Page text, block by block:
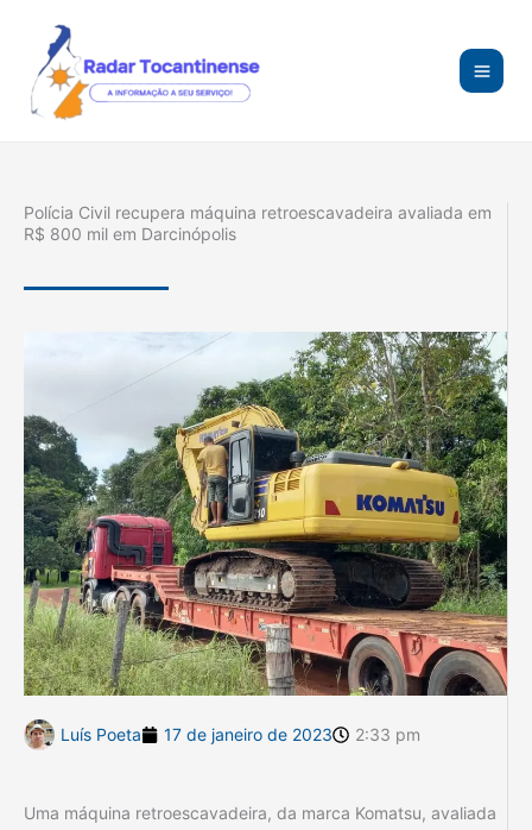
conteúdo
Polícia Civil recupera máquina retroescavadeira avaliada em
R$ 800 mil em Darcinópolis
Luís Poeta 17 de janeiro de 2023 2:33 pm
Uma máquina retroescavadeira, da marca Komatsu, avaliada